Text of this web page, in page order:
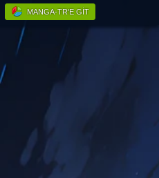
MANGA-TR'E GIT